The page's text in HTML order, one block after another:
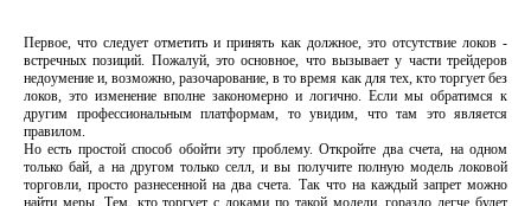
Первое, что следует отметить и принять как должное, это отсутствие локов -
встречных позиций. Пожалуй, это основное, что вызывает у части трейдеров
недоумение и, возможно, разочарование, в то время как для тех, кто торгует без
локов, это изменение вполне закономерно и логично. Если мы обратимся к
другим профессиональным платформам, то увидим, что там это является
правилом.
Но есть простой способ обойти эту проблему. Откройте два счета, на одном
только бай, а на другом только селл, и вы получите полную модель локовой
торговли, просто разнесенной на два счета. Так что на каждый запрет можно
найти меры. Тем, кто торгует с локами по такой модели, гораздо легче будет